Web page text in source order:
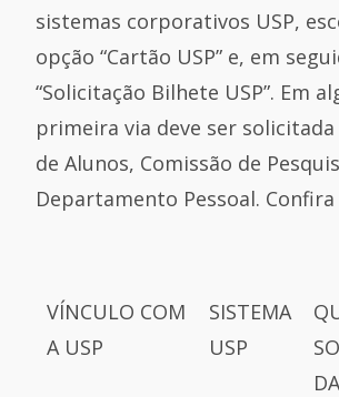
sistemas corporativos USP,
opção “Cartão USP” e, em
“Solicitação Bilhete USP”. Em
primeira via deve ser solicitada
de Alunos, Comissão de
Departamento Pessoal. Confira
VÍNCULO COM
A USP
SISTEMA
USP